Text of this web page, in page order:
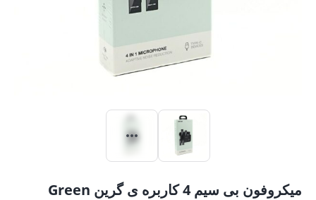
میکروفون بی سیم 4 کاربره ی گرین Green